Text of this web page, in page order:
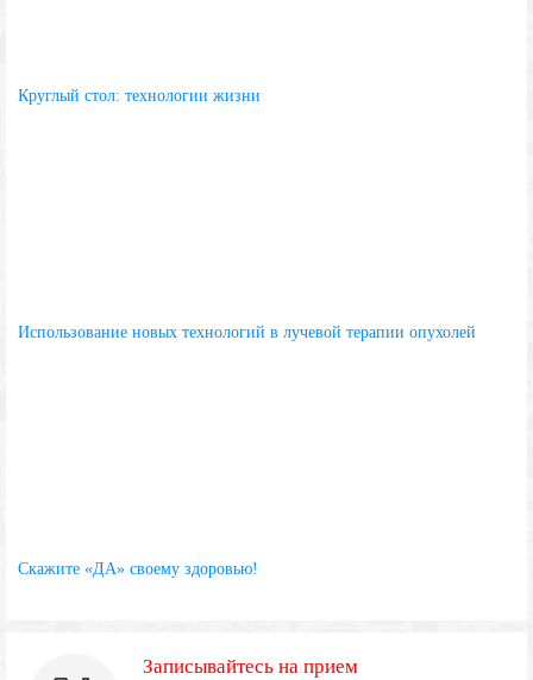
Круглый стол: технологии жизни
Использование новых технологий в лучевой терапии опухолей
Скажите «ДА» своему здоровью!
Записывайтесь на прием